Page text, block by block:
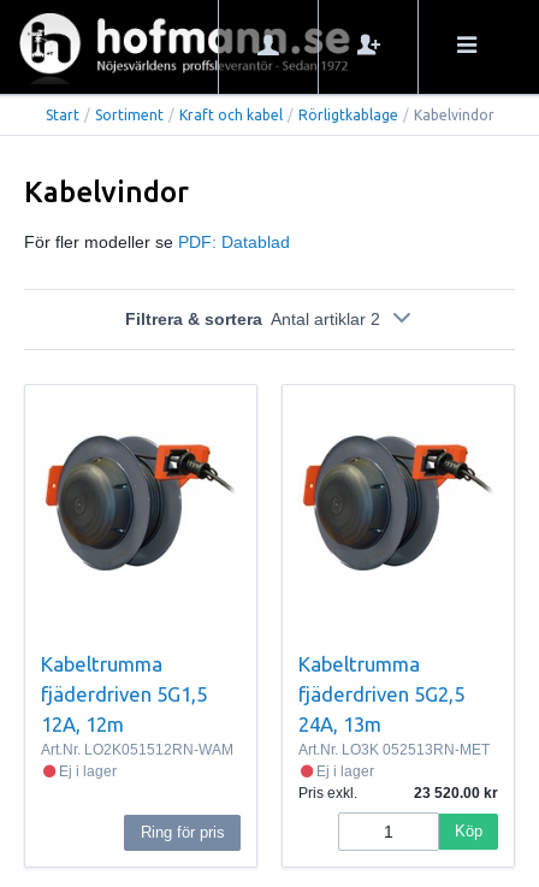
Start / Sortiment / Kraft och kabel / Rörligtkablage / Kabelvindor
Kabelvindor
För fler modeller se PDF: Datablad
Filtrera & sortera Antal artiklar 2
Kabeltrumma
fjäderdriven 5G1,5
12A, 12m
Art.Nr. LO2K051512RN-WAM
Ej i lager
Ring för pris
Kabeltrumma
fjäderdriven 5G2,5
24A, 13m
Art.Nr. LO3K 052513RN-MET
Ej i lager
Pris exkl.
23 520.00
Köp